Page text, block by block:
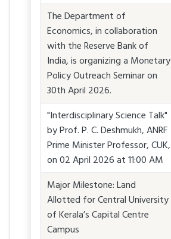
The Department of
Economics, in collaboration
with the Reserve Bank of
India, is organizing a Monetary
Policy Outreach Seminar on
30th April 2026.
"Interdisciplinary Science Talk"
by Prof. P. C. Deshmukh, ANRF
Prime Minister Professor, CUK,
on 02 April 2026 at 11:00 AM
Major Milestone: Land
Allotted for Central University
of Kerala’s Capital Centre
Campus